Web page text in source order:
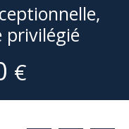
privilégié
€